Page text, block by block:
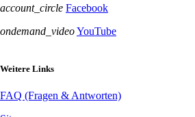
account_circle Facebook
ondemand_videoYouTube
Weitere Links
FAQ (Fragen & Antworten)